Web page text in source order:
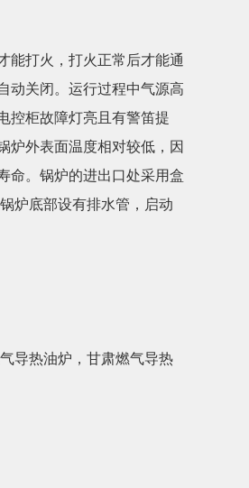
能打火，打火正常后才能通
动关闭。运行过程中气源高
控柜故障灯亮且有警笛提
炉外表面温度相对较低，因
命。锅炉的进出口处采用盒
炉底部设有排水管，启动
导热油炉 ， 甘肃燃气导热